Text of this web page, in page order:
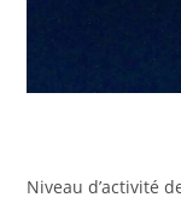
Niveau d’activité